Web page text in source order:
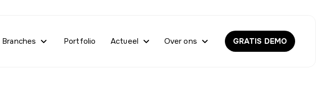
Branches Portfolio Actueel Over ons GRATIS DEMO